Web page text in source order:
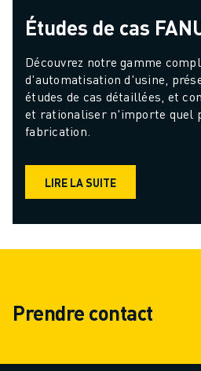
Études de cas
Découvrez notre gamme
d'automatisation d'usine,
études de cas détaillées, et
et rationaliser n'importe quel
fabrication.
LIRE LA SUITE
Prendre contact